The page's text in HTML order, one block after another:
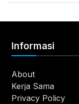
Informasi
About
Kerja Sama
Privacy Policy